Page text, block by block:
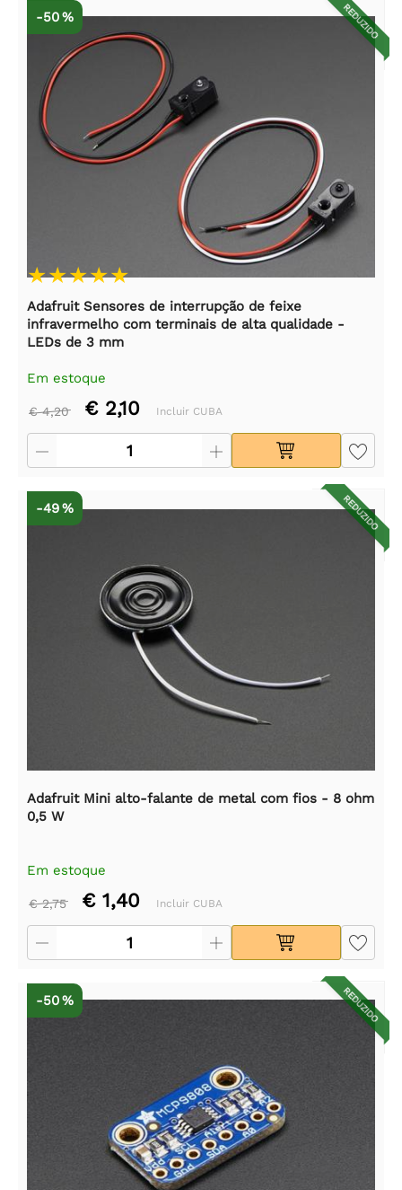
REDUZIDO
-50 %
Adafruit Sensores de interrupção de feixe
infravermelho com terminais de alta qualidade -
LEDs de 3 mm
Em estoque
€ 4,20 € 2,10 Incluir CUBA
REDUZIDO
-49 %
Adafruit Mini alto-falante de metal com fios - 8 ohm
0,5 W
Em estoque
€ 2,75 € 1,40 Incluir CUBA
REDUZIDO
-50 %